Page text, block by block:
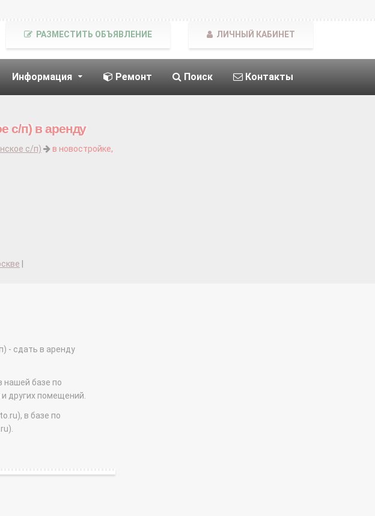
Информация Ремонт Поиск Контакты
РАЗМЕСТИТЬ ОБЪЯВЛЕНИЕ ЛИЧНЫЙ КАБИНЕТ
с/п) в аренду
с/п)
в новостройке,
- сдать в аренду
нашей базе по
других помещений.
в базе по